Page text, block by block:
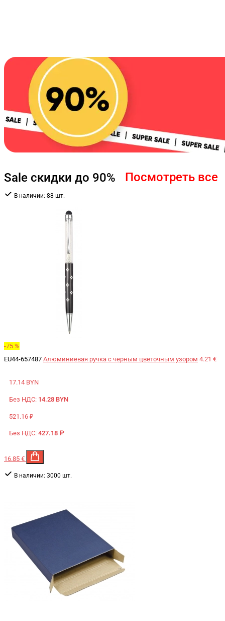
Sale скидки до 90% Посмотреть все
В наличии: 88 шт.
-75 %
EU44-657487 Алюминиевая ручка с черным цветочным узором 4.21 €
17.14 BYN
Без НДС: 14.28 BYN
521.16 ₽
Без НДС: 427.18 ₽
16.85 €
В наличии: 3000 шт.